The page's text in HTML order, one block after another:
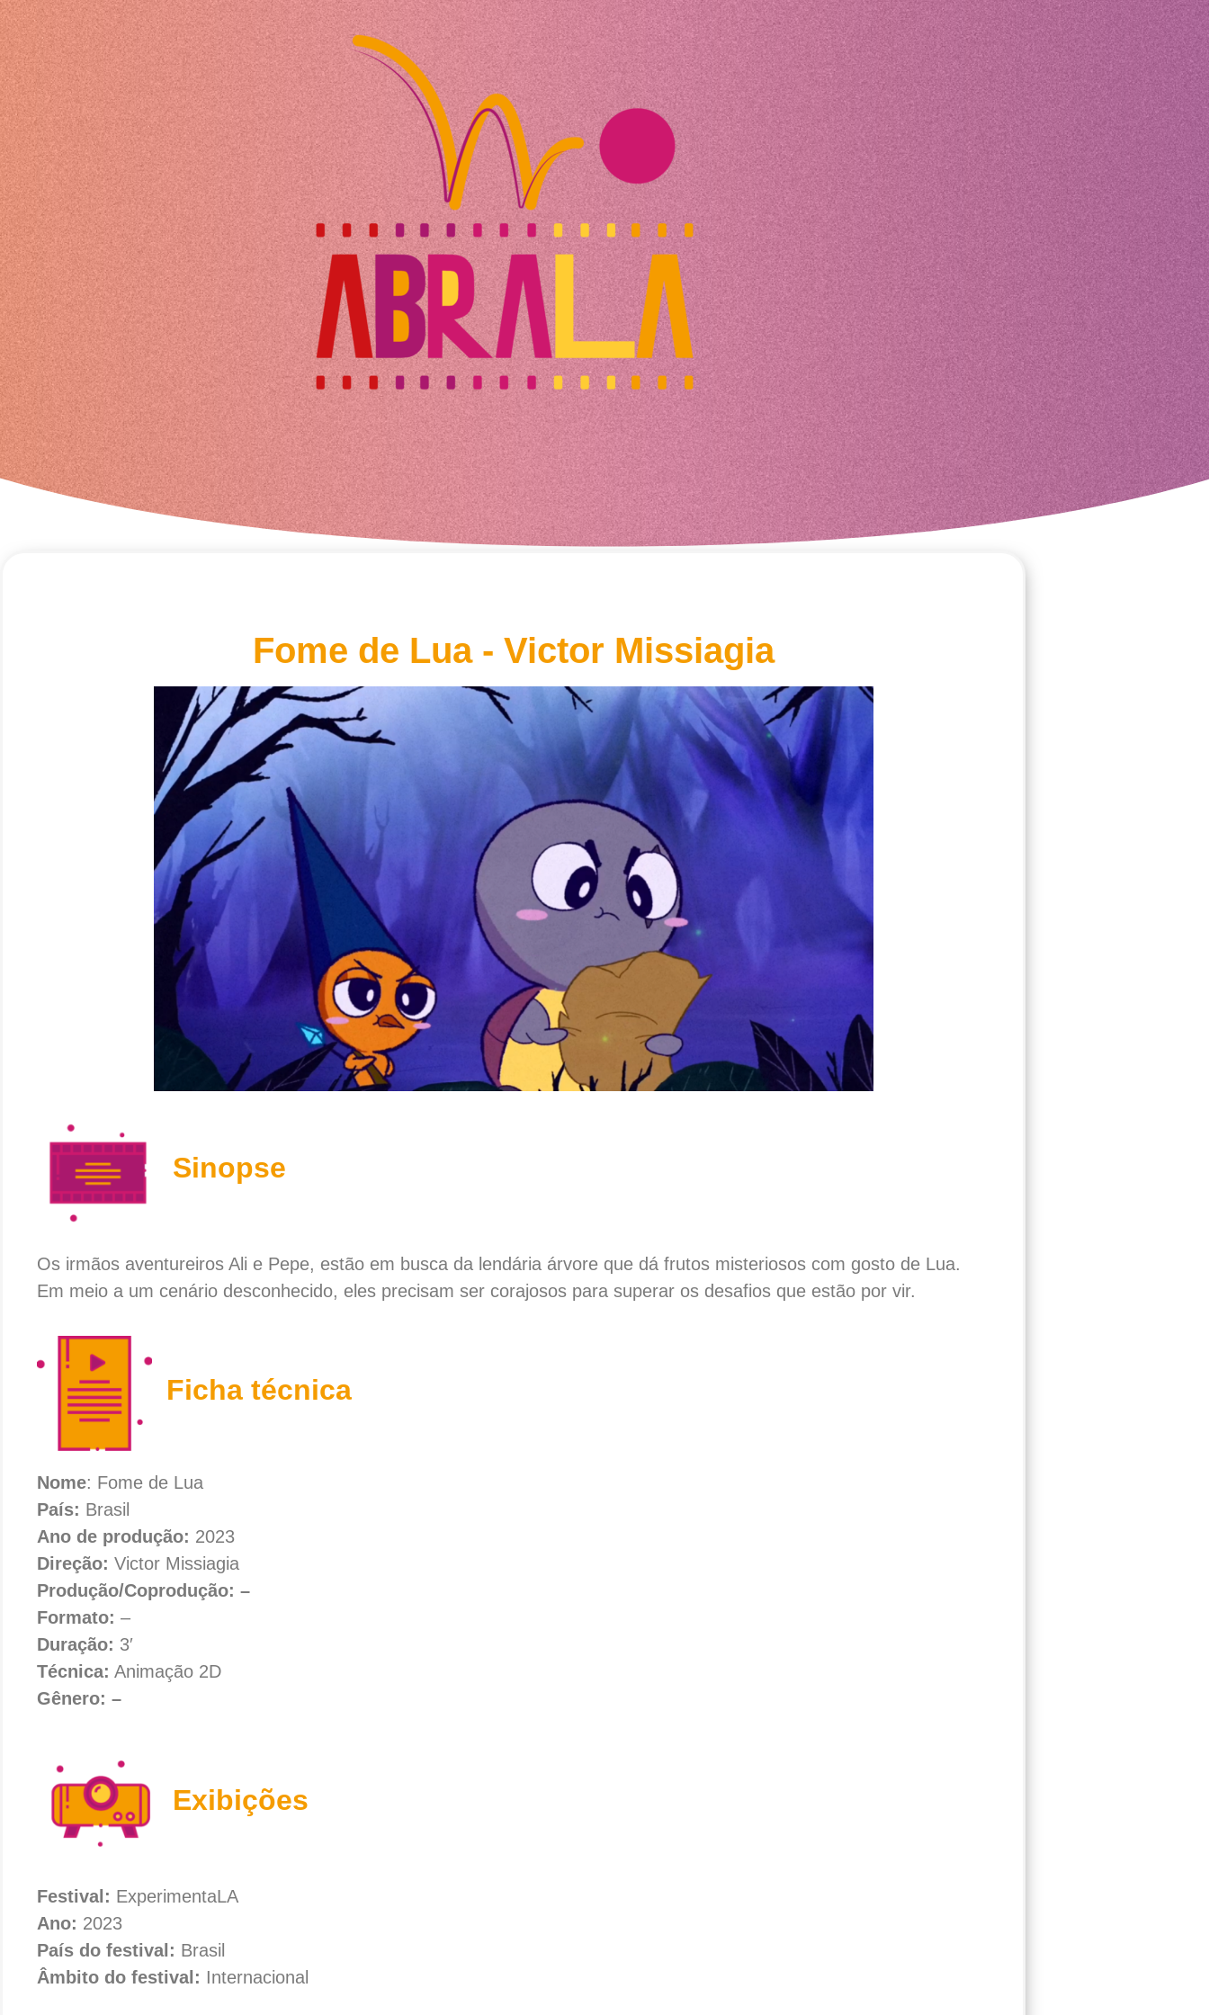
Fome de Lua - Victor Missiagia
Sinopse
Os irmãos aventureiros Ali e Pepe, estão em busca da lendária árvore que dá frutos misteriosos com gosto de Lua.
Em meio a um cenário desconhecido, eles precisam ser corajosos para superar os desafios que estão por vir.
Ficha técnica
Nome: Fome de Lua
País: Brasil
Ano de produção: 2023
Direção: Victor Missiagia
Produção/Coprodução: –
Formato: –
Duração: 3′
Técnica: Animação 2D
Gênero: –
Exibições
Festival: ExperimentaLA
Ano: 2023
País do festival: Brasil
Âmbito do festival: Internacional